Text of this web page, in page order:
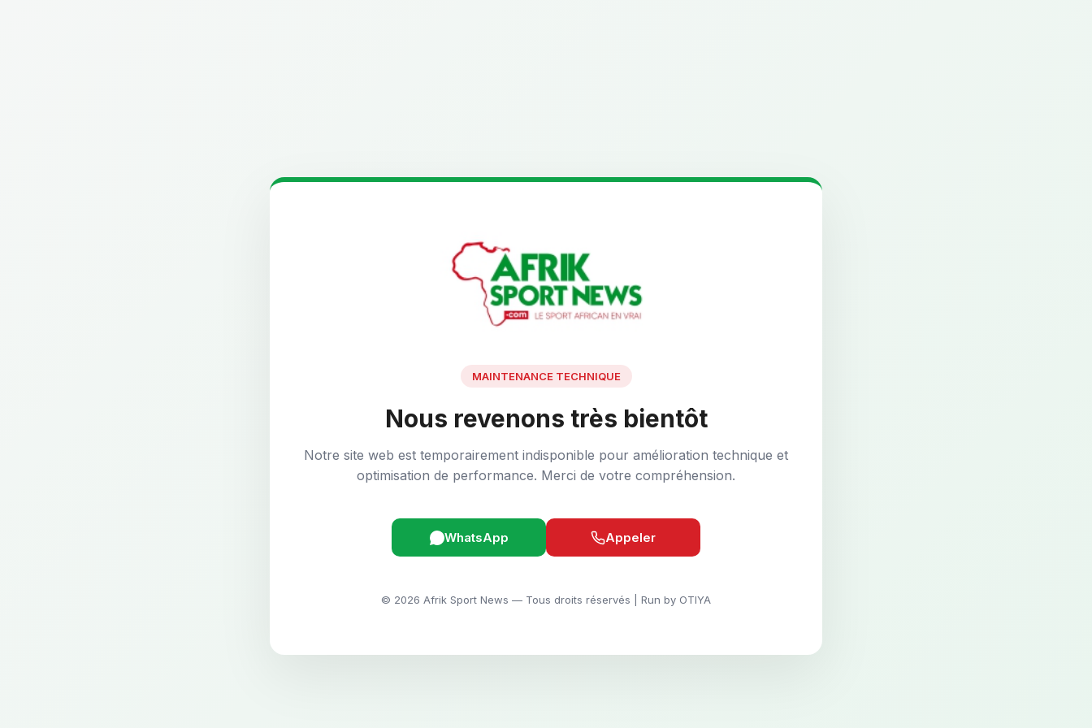
MAINTENANCE TECHNIQUE
Nous revenons très bientôt
Notre site web est temporairement indisponible pour amélioration technique et
optimisation de performance. Merci de votre compréhension.
WhatsApp Appeler
© 2026 Afrik Sport News — Tous droits réservés | Run by OTIYA